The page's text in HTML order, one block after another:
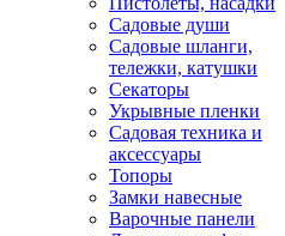
Садовые души
Садовые шланги,
тележки, катушки
Секаторы
Укрывные пленки
Садовая техника и
аксессуары
Топоры
Замки навесные
Варочные панели